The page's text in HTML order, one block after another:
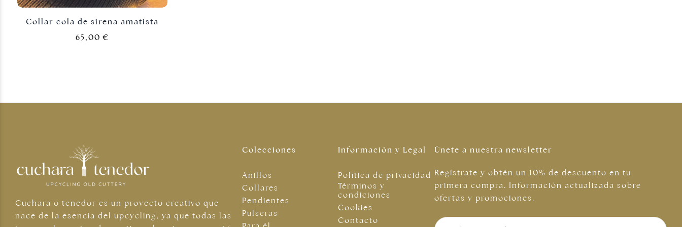
Collar cola de sirena amatista
65,00€
Cuchara o tenedor es un proyecto creativo que
nace de la esencia del upcycling, ya que todas las
Colecciones
Anillos
Collares
Pendientes
Pulseras
Información y Legal
Política de privacidad
Términos y
condiciones
Cookies
Contacto
Únete a nuestra newsletter
Regístrate y obtén un 10% de descuento en tu
primera compra. Información actualizada sobre
ofertas y promociones.